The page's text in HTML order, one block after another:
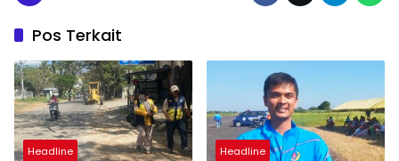
Pos Terkait
Headline Headline